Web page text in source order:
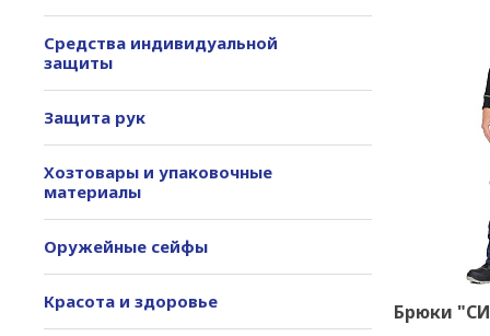
Средства индивидуальной
защиты
Защита рук
Хозтовары и упаковочные
материалы
Оружейные сейфы
Красота и здоровье Брюки